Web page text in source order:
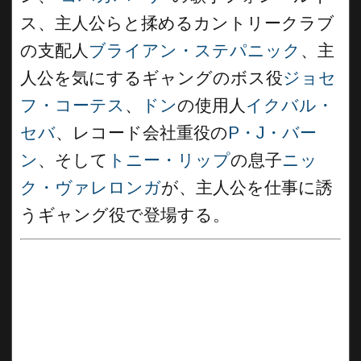
ス、主人公らと揉めるカントリークラブ
の支配人 ブライアン・ステパニック 、主
人公を気にするギャングのボス役ジョセ
フ・コーテス 、 ドンの使用人 イクバル・
セバ、レコード会社重役のP・J・バー
ン 、そして トニー・リップの息子ニッ
ク・ヴァレロンガが、主人公を仕事に誘
うギャング役で登場する。